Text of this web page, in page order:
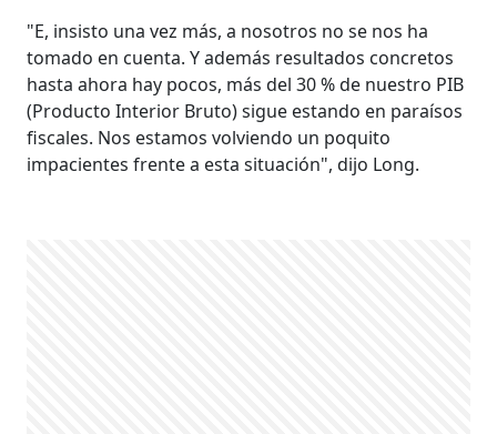
"E, insisto una vez más, a nosotros no se nos ha
tomado en cuenta. Y además resultados concretos
hasta ahora hay pocos, más del 30 % de nuestro PIB
(Producto Interior Bruto) sigue estando en paraísos
fiscales. Nos estamos volviendo un poquito
impacientes frente a esta situación", dijo Long.